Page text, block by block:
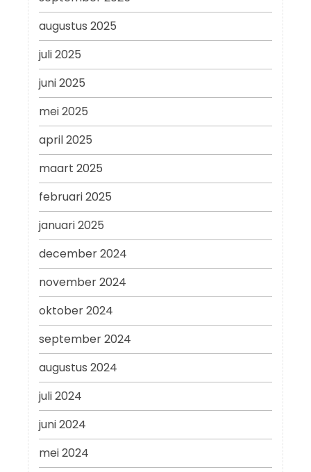
augustus 2025
juli 2025
juni 2025
mei 2025
april 2025
maart 2025
februari 2025
januari 2025
december 2024
november 2024
oktober 2024
september 2024
augustus 2024
juli 2024
juni 2024
mei 2024